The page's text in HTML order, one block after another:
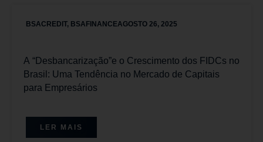
BSACREDIT, BSAFINANCEAGOSTO 26, 2025
A “Desbancarização”e o Crescimento dos FIDCs no
Brasil: Uma Tendência no Mercado de Capitais
para Empresários
LER MAIS